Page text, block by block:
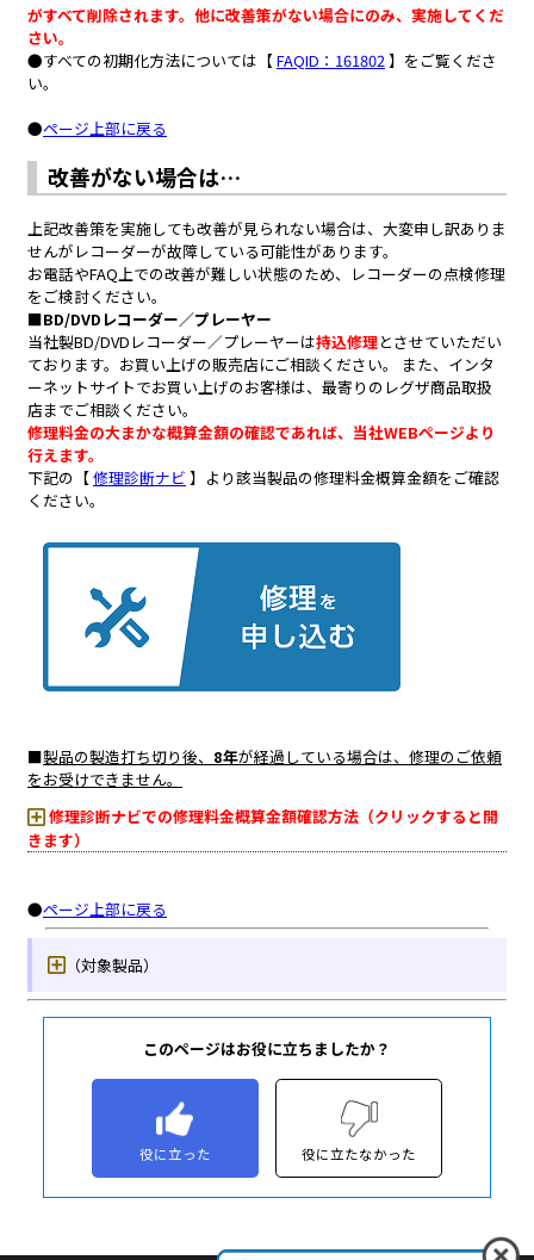
このページはお役に立ちましたか？
役に立った 役に立たなかった